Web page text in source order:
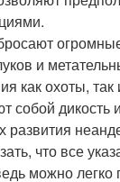
и
как охоты,
собой
развития
что все
можно